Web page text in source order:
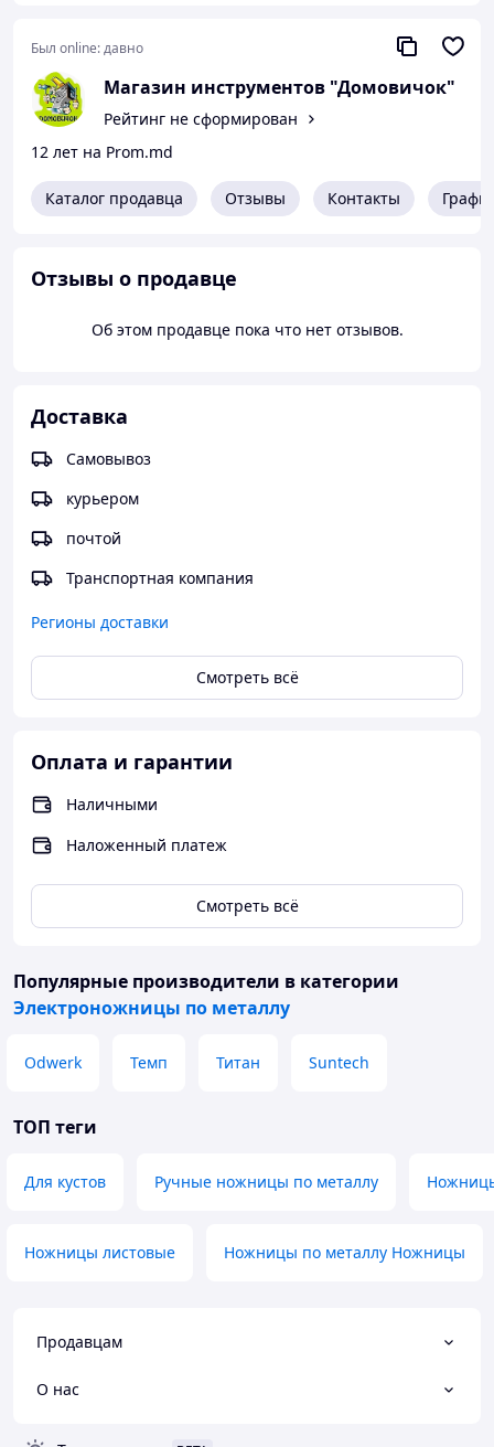
Ножницы ТИТАН ППН55-16 - просечные ножницы для
работ с листовой сталью, гофрированным листом,
листовым металлом различного профиля.
Бесступенчатая перестановка матрицы.
Быстрая замена щеток.
Был online:давно
Магазин инструментов "Домовичок"
Рейтинг не сформирован
12 лет на Prom.md
Каталог продавца Отзывы Контакты
Отзывы о продавце
Об этом продавце пока что нет отзывов.
Доставка
Самовывоз
курьером
почтой
Транспортная компания
Регионы доставки
Смотреть всё
Оплата и гарантии
Наличными
Наложенный платеж
Смотреть всё
Популярные производители в категории
Электроножницы по металлу
Odwerk Темп Титан Suntech
ТОП теги
Для кустов Ручные ножницы по металлу
Ножницы листовые Ножницы по металлу Ножницы
Продавцам
О нас